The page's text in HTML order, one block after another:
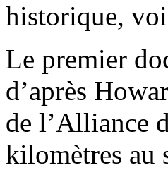
historique,
Le premier
d’après
de l’Alliance
kilomètres au